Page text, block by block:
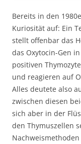
Bereits in den
Kuriosität auf: Ein
stellt offenbar das
das Oxytocin-Gen
positiven
und reagieren auf
Alles deutete also
zwischen diesen
sich aber in der
den Thymuszellen